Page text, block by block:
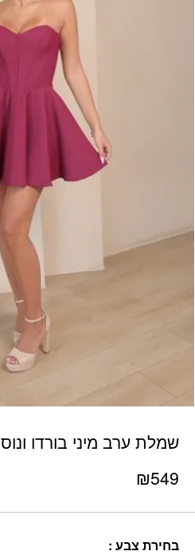
שמלת ערב מיני בורדו ונוס
₪549
בחירת צבע